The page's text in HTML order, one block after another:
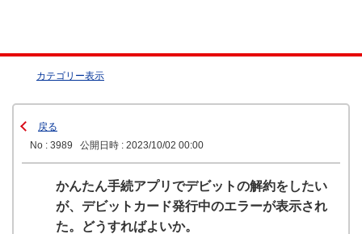
カテゴリー表示
戻る
No : 3989
公開日時 : 2023/10/02 00:00
かんたん手続アプリでデビットの解約をしたい
が、デビットカード発行中のエラーが表示され
た。どうすればよいか。